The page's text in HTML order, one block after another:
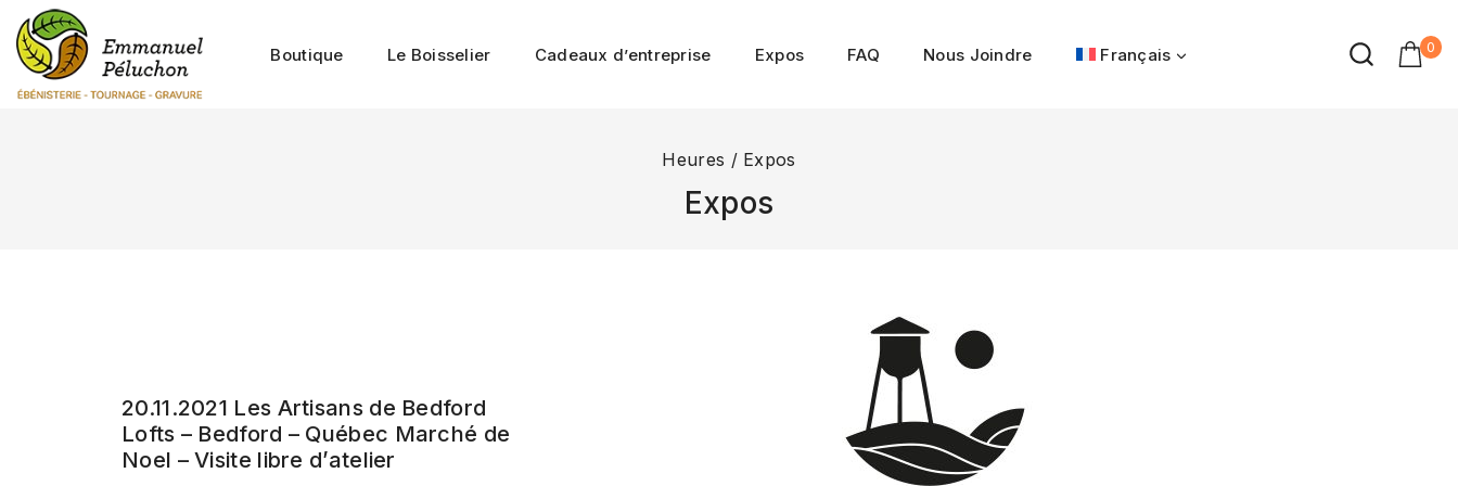
Boutique Le Boisselier Cadeaux d’entreprise Expos FAQ Nous Joindre Français 0
Heures / Expos
Expos
20.11.2021 Les Artisans de Bedford
Lofts – Bedford – Québec Marché de
Noel – Visite libre d’atelier